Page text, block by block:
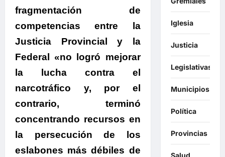
fragmentación de
competencias entre la
Justicia Provincial y la
Federal «no logró mejorar
la lucha contra el
narcotráfico y, por el
contrario, terminó
concentrando recursos en
la persecución de los
eslabones más débiles de
Iglesia
Justicia
Legislativas
Municipios
Política
Provincias
Salud